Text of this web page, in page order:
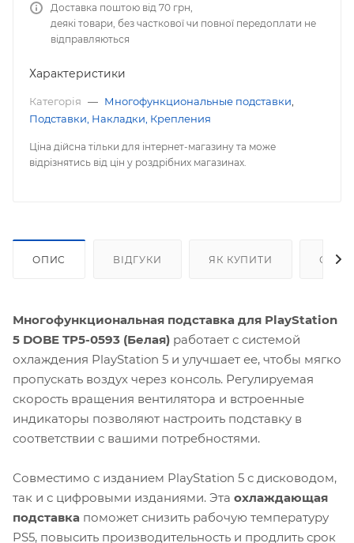
Доставка поштою від 70 грн,
деякі товари, без часткової чи повної передоплати не
відправляються
Характеристики
Категорія — Многофункциональные подставки
Подставки, Накладки, Крепления
Ціна дійсна тільки для інтернет-магазину та може
відрізнятись від цін у роздрібних магазинах.
ОПИС ВІДГУКИ ЯК КУПИТИ
Многофункциональная подставка для PlayStation
5 DOBE TP5-0593 (Белая) работает с системой
охлаждения PlayStation 5 и улучшает ее, чтобы мягко
пропускать воздух через консоль. Регулируемая
скорость вращения вентилятора и встроенные
индикаторы позволяют настроить подставку в
соответствии с вашими потребностями.
Совместимо с изданием PlayStation 5 с дисководом,
так и с цифровыми изданиями. Эта охлаждающая
подставка поможет снизить рабочую температуру
PS5, повысить производительность и продлить срок